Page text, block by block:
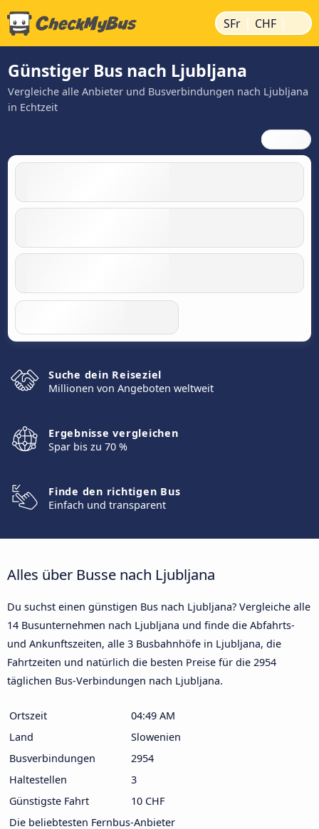
SFr | CHF |
Günstiger Bus nach Ljubljana
Vergleiche alle Anbieter und Busverbindungen nach Ljubljana
in Echtzeit
Suche dein Reiseziel
Millionen von Angeboten weltweit
Ergebnisse vergleichen
Spar bis zu 70 %
Finde den richtigen Bus
Einfach und transparent
Alles über Busse nach Ljubljana
Du suchst einen günstigen Bus nach Ljubljana? Vergleiche alle
14 Busunternehmen nach Ljubljana und finde die Abfahrts-
und Ankunftszeiten, alle 3 Busbahnhöfe in Ljubljana, die
Fahrtzeiten und natürlich die besten Preise für die 2954
täglichen Bus-Verbindungen nach Ljubljana.
Ortszeit
04:49 AM
Land
Slowenien
Busverbindungen
2954
Haltestellen
3
Günstigste Fahrt
10 CHF
Die beliebtesten Fernbus-Anbieter